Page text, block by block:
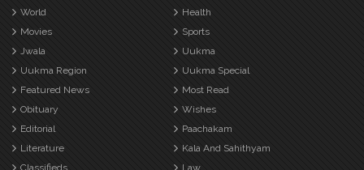
World
Health
Movies
Sports
Jwala
Uukma
Uukma Region
Uukma Special
Featured News
Most Read
Obituary
Wishes
Editorial
Paachakam
Literature
Kala And Sahithyam